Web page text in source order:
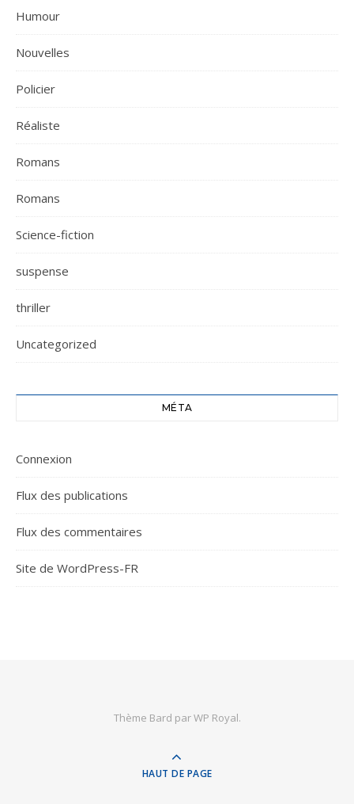
Humour
Nouvelles
Policier
Réaliste
Romans
Romans
Science-fiction
suspense
thriller
Uncategorized
MÉTA
Connexion
Flux des publications
Flux des commentaires
Site de WordPress-FR
Thème Bard parWP Royal.
HAUT DE PAGE